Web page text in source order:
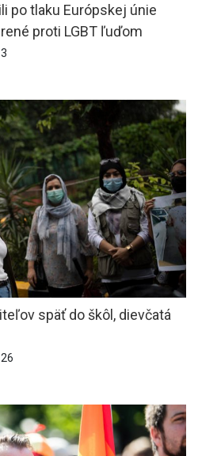
po tlaku Európskej únie
proti LGBT ľuďom
späť do škôl, dievčatá